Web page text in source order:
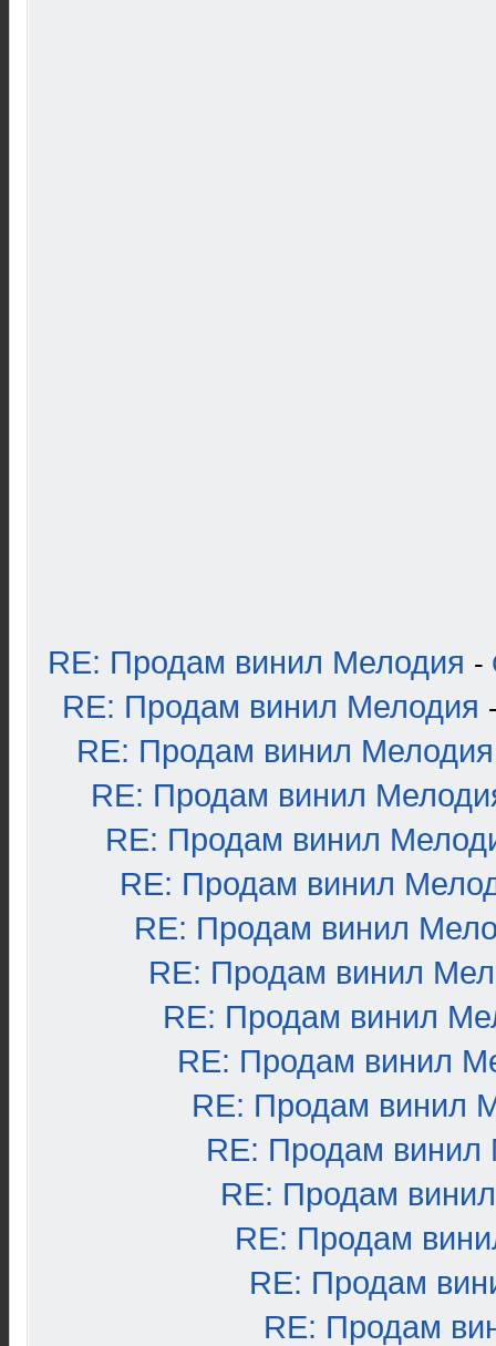
RE: Продам винил Мелодия -
RE: Продам винил Мелодия
RE: Продам винил Мелодия
RE: Продам винил
RE: Продам винил
RE: Продам винил
RE: Продам винил
RE: Продам винил
RE: Продам винил
RE: Продам винил
RE: Продам винил
RE: Продам винил
RE: Продам
RE: Продам
RE: Продам
RE: Продам